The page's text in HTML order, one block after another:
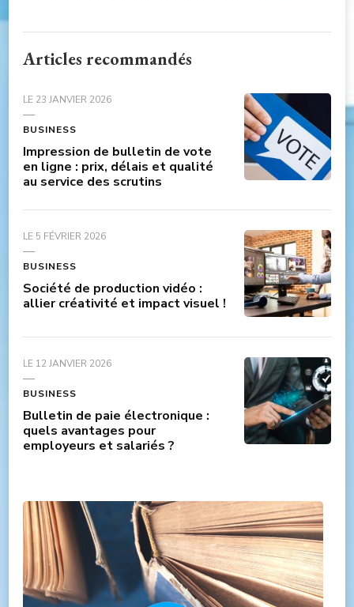
Articles recommandés
LE 23 JANVIER 2026
BUSINESS
Impression de bulletin de vote
en ligne : prix, délais et qualité
au service des scrutins
LE 5 FÉVRIER 2026
BUSINESS
Société de production vidéo :
allier créativité et impact visuel !
LE 12 JANVIER 2026
BUSINESS
Bulletin de paie électronique :
quels avantages pour
employeurs et salariés ?